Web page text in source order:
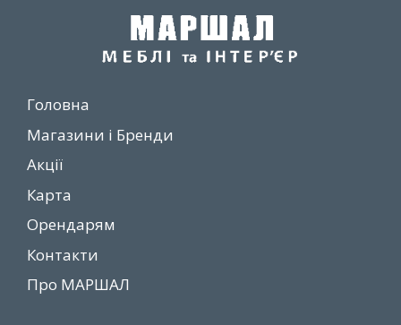
Головна
Магазини і Бренди
Акції
Карта
Орендарям
Контакти
Про МАРШАЛ